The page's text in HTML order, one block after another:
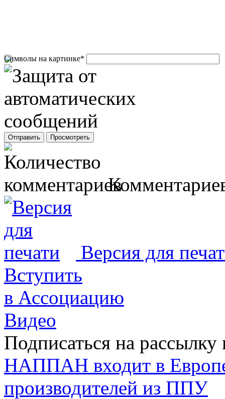
Символы на картинке*
Версия для
Вступить
в Ассоциацию
Видео
Подписаться на рассылку
НАППАН входит в
производителей из ППУ